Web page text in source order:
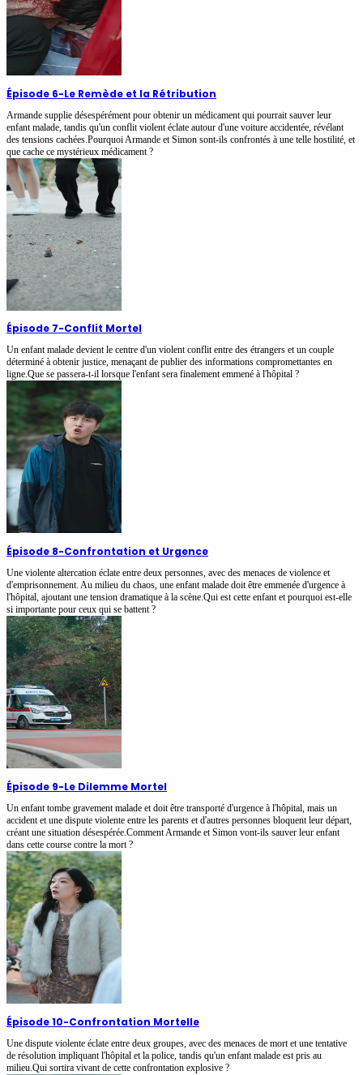
Épisode 6-Le Remède et la Rétribution
Armande supplie désespérément pour obtenir un médicament qui pourrait sauver leur
enfant malade, tandis qu'un conflit violent éclate autour d'une voiture accidentée, révélant
des tensions cachées.Pourquoi Armande et Simon sont-ils confrontés à une telle hostilité, et
que cache ce mystérieux médicament ?
Épisode 7-Conflit Mortel
Un enfant malade devient le centre d'un violent conflit entre des étrangers et un couple
déterminé à obtenir justice, menaçant de publier des informations compromettantes en
ligne.Que se passera-t-il lorsque l'enfant sera finalement emmené à l'hôpital ?
Épisode 8-Confrontation et Urgence
Une violente altercation éclate entre deux personnes, avec des menaces de violence et
d'emprisonnement. Au milieu du chaos, une enfant malade doit être emmenée d'urgence à
l'hôpital, ajoutant une tension dramatique à la scène.Qui est cette enfant et pourquoi est-elle
si importante pour ceux qui se battent ?
Épisode 9-Le Dilemme Mortel
Un enfant tombe gravement malade et doit être transporté d'urgence à l'hôpital, mais un
accident et une dispute violente entre les parents et d'autres personnes bloquent leur départ,
créant une situation désespérée.Comment Armande et Simon vont-ils sauver leur enfant
dans cette course contre la mort ?
Épisode 10-Confrontation Mortelle
Une dispute violente éclate entre deux groupes, avec des menaces de mort et une tentative
de résolution impliquant l'hôpital et la police, tandis qu'un enfant malade est pris au
milieu.Qui sortira vivant de cette confrontation explosive ?